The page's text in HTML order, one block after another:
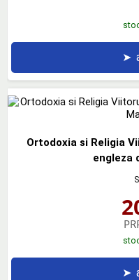
➤
Ortodoxia si Religia
engleza
➤